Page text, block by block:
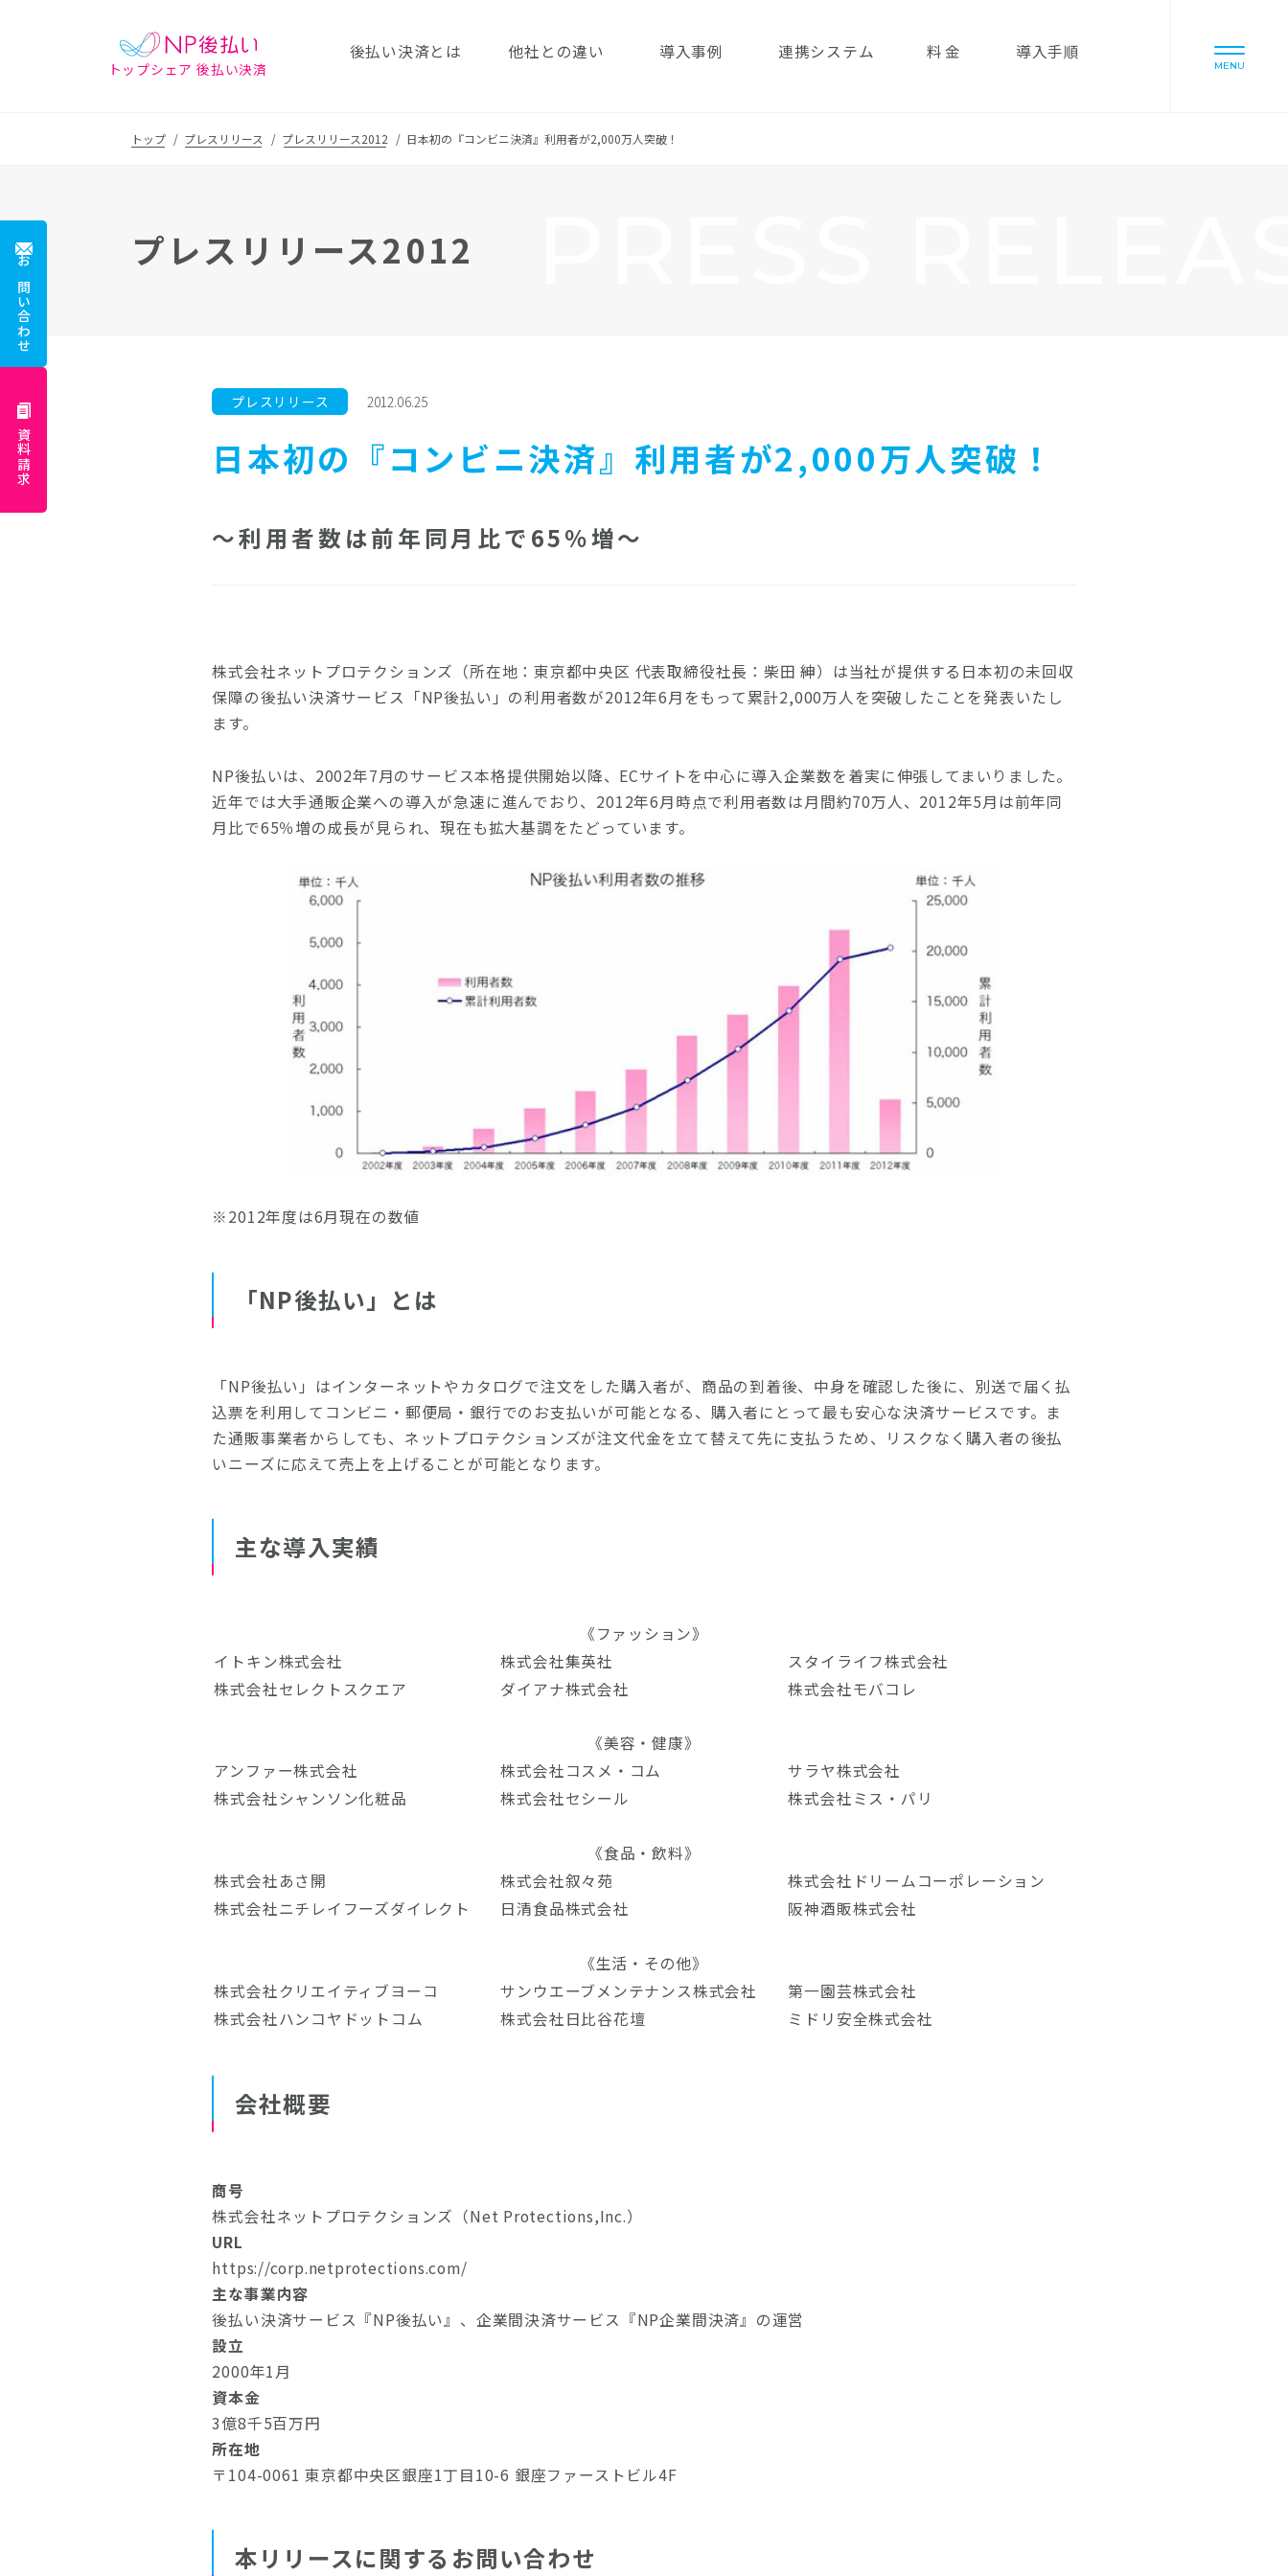
トップシェア 後払い決済
後払い決済とは 他社との違い 導入事例 連携システム 料金 導入手順
MENU
トップ プレスリリース プレスリリース2012 日本初の『コンビニ決済』利用者が2,000万人突破！
プレスリリース2012
プレスリリース 2012.06.25
日本初の『コンビニ決済』利用者が2,000万人突破！
～利用者数は前年同月比で65％増～
株式会社ネットプロテクションズ（所在地：東京都中央区 代表取締役社長：柴田 紳）は当社が提供する日本初の未回収
保障の後払い決済サービス「NP後払い」の利用者数が2012年6月をもって累計2,000万人を突破したことを発表いたし
ます。
NP後払いは、2002年7月のサービス本格提供開始以降、ECサイトを中心に導入企業数を着実に伸張してまいりました。
近年では大手通販企業への導入が急速に進んでおり、2012年6月時点で利用者数は月間約70万人、2012年5月は前年同
月比で65％増の成長が見られ、現在も拡大基調をたどっています。
※2012年度は6月現在の数値
「NP後払い」とは
「NP後払い」はインターネットやカタログで注文をした購入者が、商品の到着後、中身を確認した後に、別送で届く払
込票を利用してコンビニ・郵便局・銀行でのお支払いが可能となる、購入者にとって最も安心な決済サービスです。ま
た通販事業者からしても、ネットプロテクションズが注文代金を立て替えて先に支払うため、リスクなく購入者の後払
いニーズに応えて売上を上げることが可能となります。
主な導入実績
《ファッション》
イトキン株式会社
株式会社集英社
スタイライフ株式会社
株式会社セレクトスクエア
ダイアナ株式会社 株式会社モバコレ
《美容・健康》
アンファー株式会社
株式会社コスメ・コム
サラヤ株式会社
株式会社シャンソン化粧品
株式会社セシール 株式会社ミス・パリ
《食品・飲料》
株式会社あさ開
株式会社叙々苑
株式会社ドリームコーポレーション
株式会社ニチレイフーズダイレクト
日清食品株式会社 阪神酒販株式会社
《生活・その他》
株式会社クリエイティブヨーコ
サンウエーブメンテナンス株式会社
第一園芸株式会社
株式会社ハンコヤドットコム
株式会社日比谷花壇 ミドリ安全株式会社
会社概要
商号
株式会社ネットプロテクションズ（Net Protections,Inc.）
URL
https://corp.netprotections.com/
主な事業内容
後払い決済サービス『NP後払い』、企業間決済サービス『NP企業間決済』の運営
設立
2000年1月
資本金
3億8千5百万円
所在地
〒104-0061 東京都中央区銀座1丁目10-6 銀座ファーストビル4F
本リリースに関するお問い合わせ
お問い合わせ
資料請求